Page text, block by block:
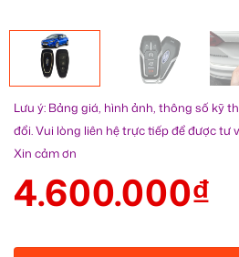
Lưu ý: Bảng giá, hình ảnh, thông số kỹ
đổi. Vui lòng liên hệ trực tiếp để được tư
Xin cảm ơn
4.600.000₫